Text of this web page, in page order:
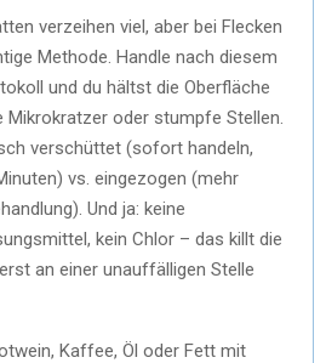
verzeihen viel, aber bei Flecken
Methode. Handle nach diesem
und du hältst die Oberfläche
oder stumpfe Stellen.
verschüttet (sofort handeln,
vs. eingezogen (mehr
Und ja: keine
kein Chlor – das killt die
an einer unauffälligen Stelle
Kaffee, Öl oder Fett mit